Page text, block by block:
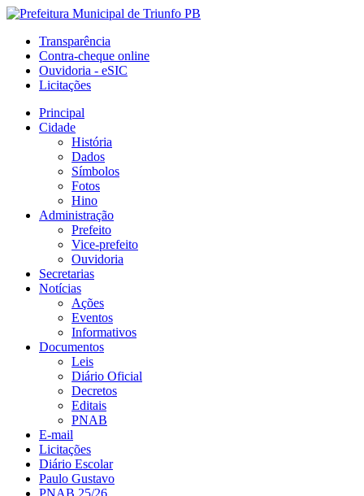
Transparência
Contra-cheque online
Ouvidoria - eSIC
Licitações
Principal
Cidade
História
Dados
Símbolos
Fotos
Hino
Administração
Prefeito
Vice-prefeito
Ouvidoria
Secretarias
Notícias
Ações
Eventos
Informativos
Documentos
Leis
Diário Oficial
Decretos
Editais
PNAB
E-mail
Licitações
Diário Escolar
Paulo Gustavo
PNAB 25/26